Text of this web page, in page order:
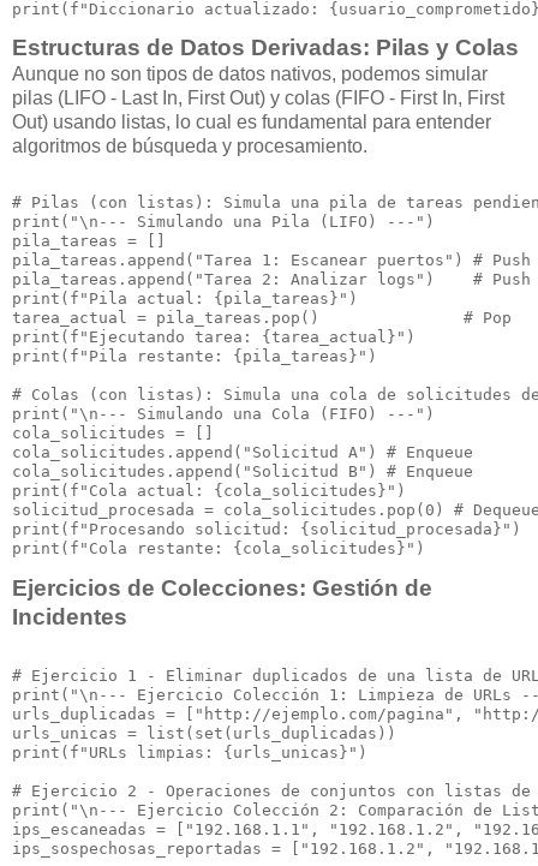
Estructuras de Datos Derivadas: Pilas y Colas
Aunque no son tipos de datos nativos, podemos simular
pilas (LIFO - Last In, First Out) y colas (FIFO - First In, First
Out) usando listas, lo cual es fundamental para entender
algoritmos de búsqueda y procesamiento.
# Pilas (con listas): Simula una pila de tareas
print("\n--- Simulando una Pila (LIFO) ---")
pila_tareas = []
pila_tareas.append("Tarea 1: Escanear puertos") # Push
pila_tareas.append("Tarea 2: Analizar logs")    # Push
print(f"Pila actual: {pila_tareas}")
tarea_actual = pila_tareas.pop()               # Pop
print(f"Ejecutando tarea: {tarea_actual}")
print(f"Pila restante: {pila_tareas}")
# Colas (con listas): Simula una cola de solicitudes
print("\n--- Simulando una Cola (FIFO) ---")
cola_solicitudes = []
cola_solicitudes.append("Solicitud A") # Enqueue
cola_solicitudes.append("Solicitud B") # Enqueue
print(f"Cola actual: {cola_solicitudes}")
solicitud_procesada = cola_solicitudes.pop(0) #
print(f"Procesando solicitud: {solicitud_procesada}")
Ejercicios de Colecciones: Gestión de
Incidentes
# Ejercicio 1 - Eliminar duplicados de una lista de
print("\n--- Ejercicio Colección 1: Limpieza de URLs
urls_duplicadas = ["http://ejemplo.com/pagina",
urls_unicas = list(set(urls_duplicadas))
print(f"URLs limpias: {urls_unicas}")
# Ejercicio 2 - Operaciones de conjuntos con listas de
print("\n--- Ejercicio Colección 2: Comparación de
ips_escaneadas = ["192.168.1.1", "192.168.1.2",
ips_sospechosas_reportadas = ["192.168.1.2",